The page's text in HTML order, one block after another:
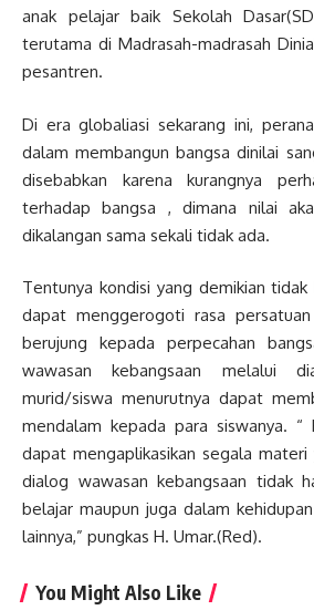
anak pelajar baik Sekolah
terutama di Madrasah-madrasah
pesantren.
Di era globaliasi sekarang ini,
dalam membangun bangsa dinilai
disebabkan karena kurangnya
terhadap bangsa , dimana nilai
dikalangan sama sekali tidak ada.
Tentunya kondisi yang demikian
dapat menggerogoti rasa
berujung kepada perpecahan
wawasan kebangsaan melalui
murid/siswa menurutnya dapat
mendalam kepada para siswanya. “
dapat mengaplikasikan segala
dialog wawasan kebangsaan tidak
belajar maupun juga dalam
lainnya,” pungkas H. Umar.(Red).
You Might Also Like